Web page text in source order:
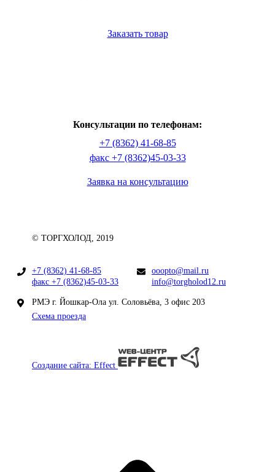
Заказать товар
Консультации по телефонам:
+7 (8362) 41-68-85
факс +7 (8362)45-03-33
Заявка на консультацию
© ТОРГХОЛОД, 2019
+7 (8362) 41-68-85
факс +7 (8362)45-03-33
ooopto@mail.ru
info@torgholod12.ru
РМЭ г. Йошкар-Ола ул. Соловьёва, 3 офис 203
Схема проезда
Создание сайта: Effect